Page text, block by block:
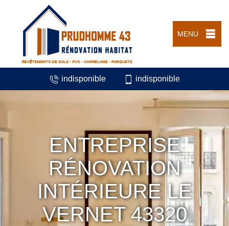
MENU
indisponible indisponible
ENTREPRISE
RÉNOVATION
INTÉRIEURE LE
VERNET 43320